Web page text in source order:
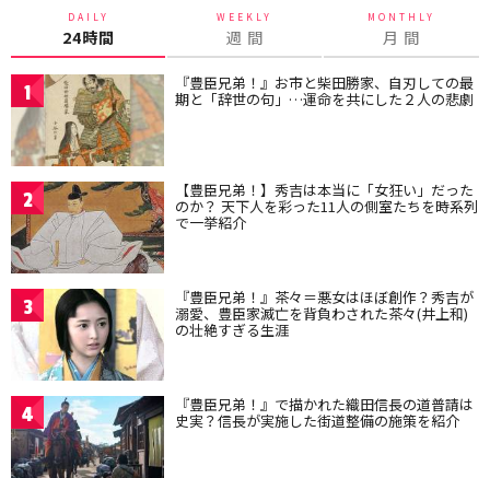
DAILY
24時間
WEEKLY
週 間
MONTHLY
月 間
1 『豊臣兄弟！』お市と柴田勝家、自刃しての最
期と「辞世の句」…運命を共にした２人の悲劇
2 【豊臣兄弟！】秀吉は本当に「女狂い」だった
のか？ 天下人を彩った11人の側室たちを時系列
で一挙紹介
3 『豊臣兄弟！』茶々＝悪女はほぼ創作？秀吉が
溺愛、豊臣家滅亡を背負わされた茶々(井上和)
の壮絶すぎる生涯
4 『豊臣兄弟！』で描かれた織田信長の道普請は
史実？信長が実施した街道整備の施策を紹介